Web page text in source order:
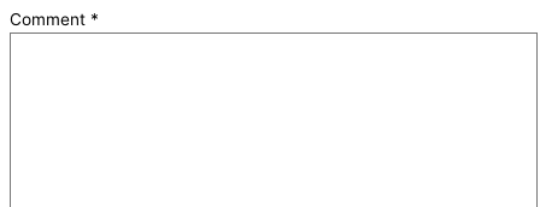
Comment *